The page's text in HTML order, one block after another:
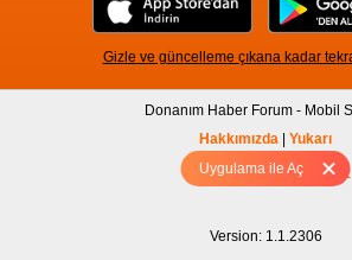
Uygulama ile Aç
Gizle ve güncelleme çıkana kadar
Donanım Haber Forum - Mobil
Hakkımızda | Yukarı
Tam sürüm için Tıklayınız
Version: 1.1.2306